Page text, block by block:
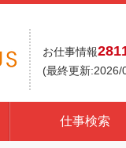
お仕事情報
(最終更新:2026/
仕事検索